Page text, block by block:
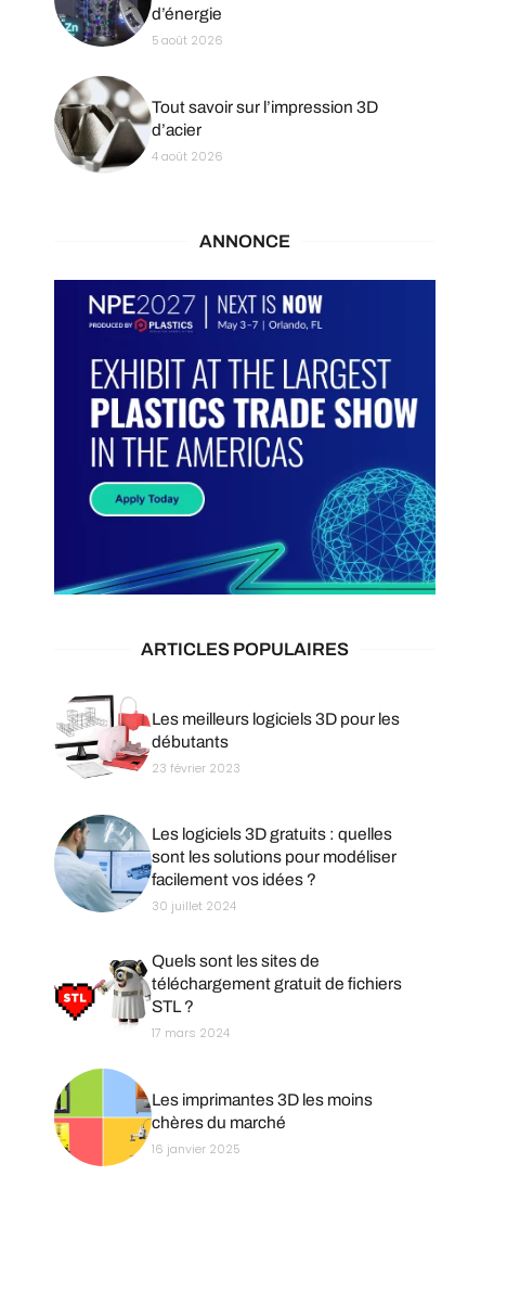
d’énergie
5 août 2026
Tout savoir sur l’impression 3D
d’acier
4 août 2026
ANNONCE
ARTICLES POPULAIRES
Les meilleurs logiciels 3D pour les
débutants
23 février 2023
Les logiciels 3D gratuits : quelles
sont les solutions pour modéliser
facilement vos idées ?
30 juillet 2024
Quels sont les sites de
téléchargement gratuit de fichiers
STL ?
17 mars 2024
Les imprimantes 3D les moins
chères du marché
16 janvier 2025